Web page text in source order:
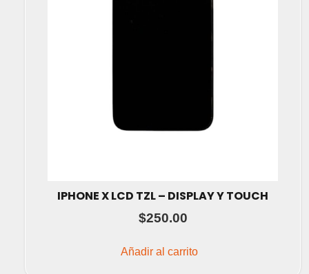
IPHONE X LCD TZL – DISPLAY Y TOUCH
$250.00
Añadir al carrito